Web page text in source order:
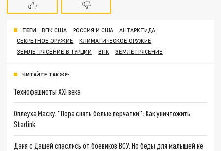
ТЕГИ: ВПК США РОССИЯ И США
АНТАРКТИДА
СЕКРЕТНОЕ ОРУЖИЕ
КЛИМАТИЧЕСКОЕ ОРУЖИЕ
ЗЕМЛЕТРЯСЕНИЕ В ТУРЦИИ
ВПК ЗЕМЛЕТРЯСЕНИЕ
ЧИТАЙТЕ ТАКЖЕ:
Технофашисты XXI века
Оплеуха Маску. "Пора снять белые перчатки": Как уничтожить
Starlink
Даня с Дашей спаслись от боевиков ВСУ. Но беды для малышей не